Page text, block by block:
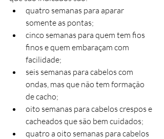
quatro semanas para aparar
somente as pontas;
cinco semanas para quem tem fios
finos e quem embaraçam com
facilidade;
seis semanas para cabelos com
ondas, mas que não tem formação
de cacho;
oito semanas para cabelos crespos e
cacheados que são bem cuidados;
quatro a oito semanas para cabelos